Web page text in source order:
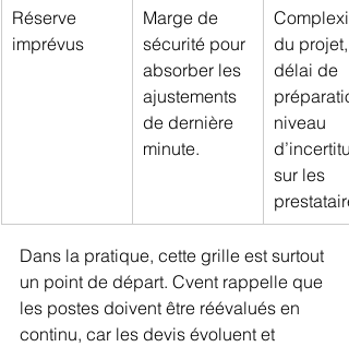
Réserve
imprévus
Marge de
sécurité pour
absorber les
ajustements
de dernière
minute.
du projet,
délai de
niveau
sur les
Dans la pratique, cette grille est surtout
un point de départ. Cvent rappelle que
les postes doivent être réévalués en
continu, car les devis évoluent et